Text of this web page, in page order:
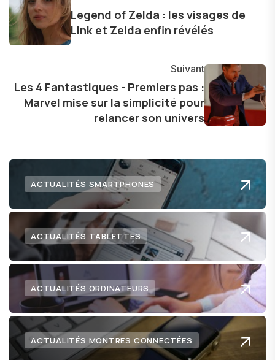
les consommateurs à comprendre et à naviguer
dans le paysage technologique en constante
évolution.
Legend of Zelda : les visages de
Link et Zelda enfin révélés
Suivant
Les 4 Fantastiques - Premiers pas :
Marvel mise sur la simplicité pour
relancer son univers
ACTUALITÉS SMARTPHONES
ACTUALITÉS TABLETTES
ACTUALITÉS ORDINATEURS
ACTUALITÉS MONTRES CONNECTÉES